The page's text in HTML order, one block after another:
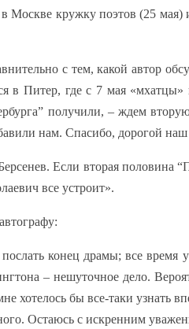
Москве кружку поэтов (25 мая)
с тем, какой автор
в Питер, где с 7 мая
получили, – ждем
нам. Спасибо, дорогой
Если вторая половина
все устроит».
конец драмы; все время
– нешуточное дело.
хотелось бы все-таки узнать
Остаюсь с искренним